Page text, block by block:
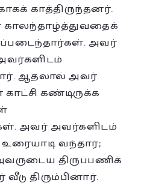
காத்திருந்தனர்.
காலந்தாழ்த்துவதைக்
அவர்
ஆதலால் அவர்
கண்டிருக்க
அவர் அவர்களிடம்
வந்தார்;
திருப்பணிக்
திரும்பினார்.